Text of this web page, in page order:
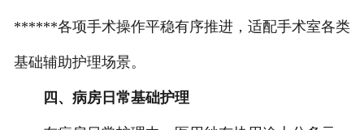
******各项手术操作平稳有序推进，适配手术室各类
基础辅助护理场景。
四、病房日常基础护理